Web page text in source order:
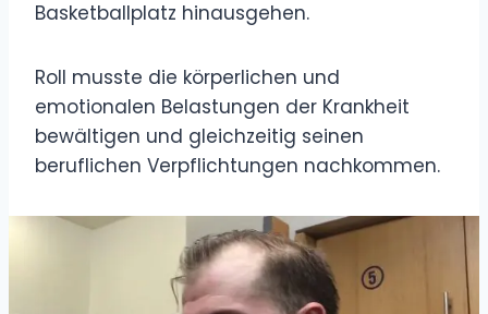
Basketballplatz hinausgehen.
Roll musste die körperlichen und
emotionalen Belastungen der Krankheit
bewältigen und gleichzeitig seinen
beruflichen Verpflichtungen nachkommen.